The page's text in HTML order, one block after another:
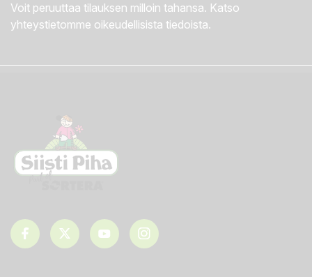
Voit peruuttaa tilauksen milloin tahansa. Katso
yhteystietomme oikeudellisista tiedoista.